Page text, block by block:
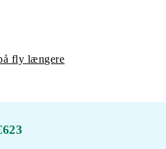
fly længere